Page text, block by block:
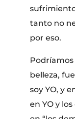
tanto no
por eso.
belleza,
soy YO, y
en YO y